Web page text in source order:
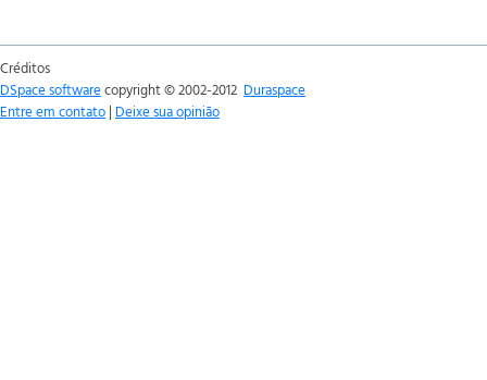
Créditos
DSpace softwarecopyright © 2002-2012 Duraspace
Entre em contato | Deixe sua opinião